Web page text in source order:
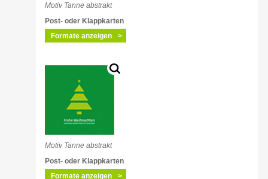
Motiv Tanne abstrakt
Post- oder Klappkarten
Formate anzeigen
Motiv Tanne abstrakt
Post- oder Klappkarten
Formate anzeigen